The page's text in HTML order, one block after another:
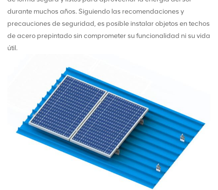
durante muchos años. Siguiendo las recomendaciones y
precauciones de seguridad, es posible instalar objetos en techos
de acero prepintado sin comprometer su funcionalidad ni su vida
útil.